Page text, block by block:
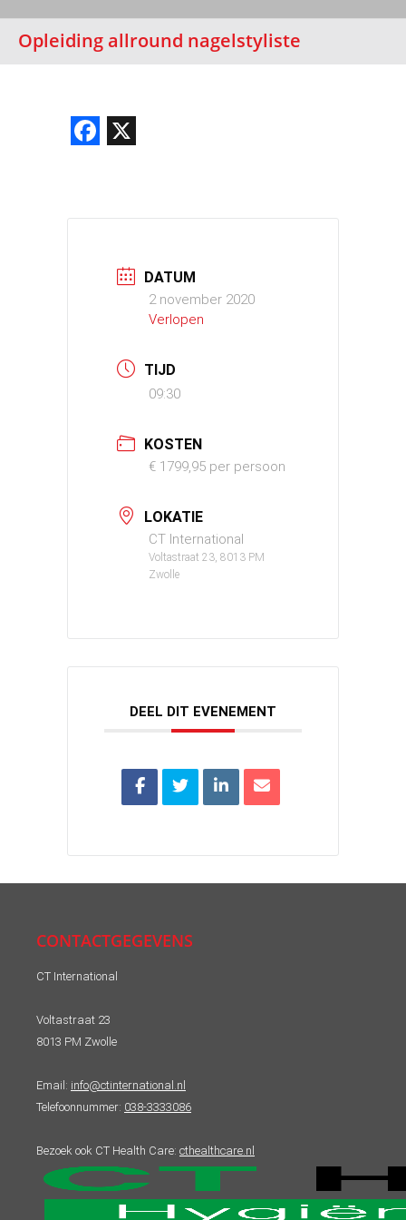
Opleiding allround nagelstyliste
DATUM
2 november 2020
Verlopen
TIJD
09:30
KOSTEN
€ 1799,95 per persoon
LOKATIE
CT International
Voltastraat 23, 8013 PM
Zwolle
DEEL DIT EVENEMENT
CONTACTGEGEVENS
CT International
Voltastraat 23
8013 PM Zwolle
Email: info@ctinternational.nl
Telefoonnummer: 038-3333086
Bezoek ook CT Health Care: cthealthcare.nl